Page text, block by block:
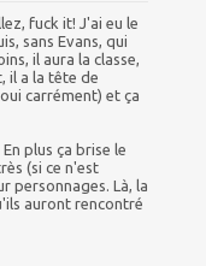
fuck it! J'ai eu le
sans Evans, qui
il aura la classe,
il a la tête de
carrément) et ça
plus ça brise le
(si ce n'est
personnages. Là, la
auront rencontré